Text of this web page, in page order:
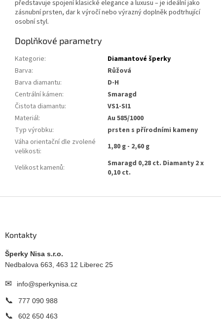
představuje spojení klasické elegance a luxusu – je ideální jako
zásnubní prsten, dar k výročí nebo výrazný doplněk podtrhující
osobní styl.
Doplňkové parametry
Kategorie:
Diamantové šperky
Barva:
Růžová
Barva diamantu:
D-H
Centrální kámen:
Smaragd
Čistota diamantu:
VS1-SI1
Materiál:
Au 585/1000
Typ výrobku:
prsten s přírodními kameny
Váha orientační dle zvolené
velikosti: 1,80 g - 2,60 g
Velikost kamenů:
Smaragd 0,28 ct. Diamanty 2 x
0,10 ct.
Kontakty
Šperky Nisa s.r.o.
Nedbalova 663, 463 12 Liberec 25
✉ info@sperkynisa.cz
📞 777 090 988
📞 602 650 463